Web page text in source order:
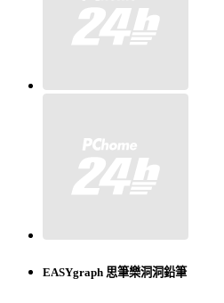
EASYgraph 思筆樂洞洞鉛筆